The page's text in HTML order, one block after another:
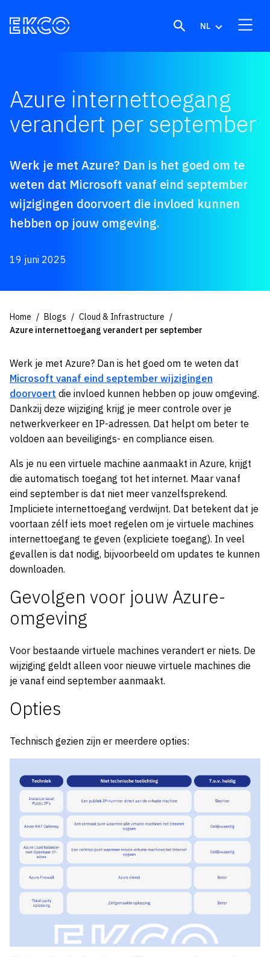
NL
Azure internettoegang
verandert per september
Werk je met Azure? Dan is het goed om te
weten dat Microsoft vanaf eind september
wijzigingen doorvoert die invloed kunnen
hebben op jouw omgeving.
19 juni 2025
Home Blogs
Cloud & Infrastructure
Azure internettoegang verandert per september
Werk je met Azure? Dan is het goed om te weten dat
Microsoft vanaf eind september wijzigingen
doorvoert die invloed kunnen hebben op jouw omgeving.
Dankzij deze wijziging krijg je meer controle over je
netwerkverkeer en IP-adressen. Dat helpt om beter te
voldoen aan beveiligings- en compliance eisen.
Als je nu een virtuele machine aanmaakt in Azure, krijgt
die automatisch toegang tot het internet. Maar vanaf
eind september is dat niet meer vanzelfsprekend.
Impliciete internettoegang verdwijnt. Dat betekent dat je
voortaan zélf iets moet regelen om je virtuele machines
internettoegang te geven (expliciete toegang). In veel
gevallen is dat nodig, bijvoorbeeld om updates te kunnen
downloaden.
Gevolgen voor jouw Azure-
omgeving
Voor bestaande virtuele machines verandert er niets. De
wijziging geldt alleen voor nieuwe virtuele machines die
je vanaf eind september aanmaakt.
Opties
Technisch gezien zijn er meerdere opties: